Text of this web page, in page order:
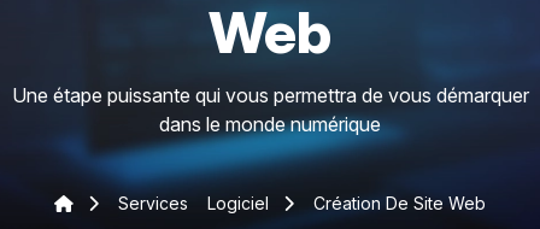
Web
Une étape puissante qui vous permettra de vous démarquer
dans le monde numérique
Services Logiciel Création De Site Web